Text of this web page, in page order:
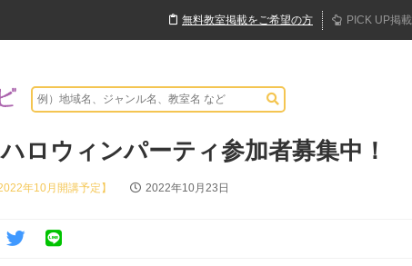
無料教室掲載をご希望の方 PICK UP掲載
ロウィンパーティ参加者募集中！
年10月開講予定】 2022年10月23日